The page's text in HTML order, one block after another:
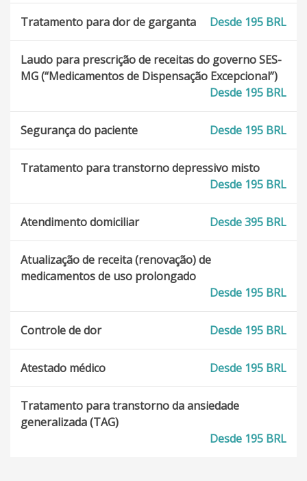
Tratamento para dor de garganta Desde 195 BRL
Laudo para prescrição de receitas do governo SES-
MG (“Medicamentos de Dispensação Excepcional”)
Desde 195 BRL
Segurança do paciente Desde 195 BRL
Tratamento para transtorno depressivo misto
Desde 195 BRL
Atendimento domiciliar Desde 395 BRL
Atualização de receita (renovação) de
medicamentos de uso prolongado
Desde 195 BRL
Controle de dor Desde 195 BRL
Atestado médico Desde 195 BRL
Tratamento para transtorno da ansiedade
generalizada (TAG)
Desde 195 BRL